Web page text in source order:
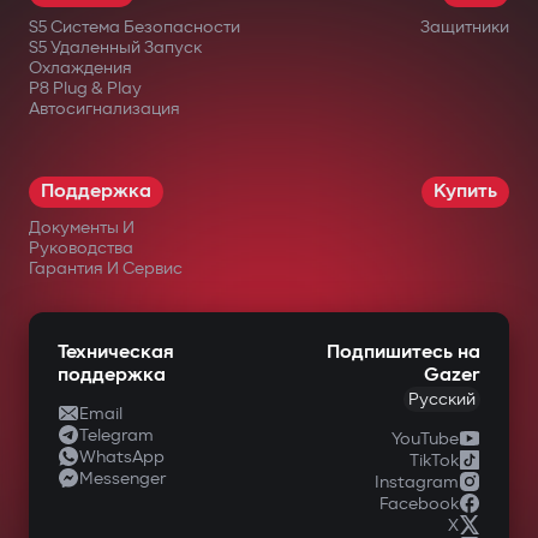
Дополнительный подкапотный модуль
блокирует запуск двигателя даже при
повреждении центрального блока.
дистанционный автозапуск
Запуск двигателя через приложение
Gazer Car с поддержкой сценариев:
прогрев/охлаждение салона, турбо-
таймер, поддержка заряда
аккумулятора. Двигатель автоматически
глушится после достижения заданных
параметров.
Полный контроль через Gazer Car
S5 Система Безопасности
S5 Удаленный Запуск
Охлаждения
P8 Plug & Play
Автосигнализация
Защитники
Поддержка
Документы И
Руководства
Гарантия И Сервис
Купить
Техническая
поддержка
Email
Telegram
WhatsApp
Messenger
Подпишитесь на
Gazer
Русский
YouTube
TikTok
Instagram
Facebook
X